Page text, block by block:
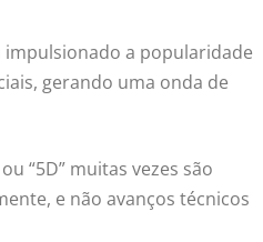
impulsionado a popularidade
gerando uma onda de
“5D” muitas vezes são
e não avanços técnicos